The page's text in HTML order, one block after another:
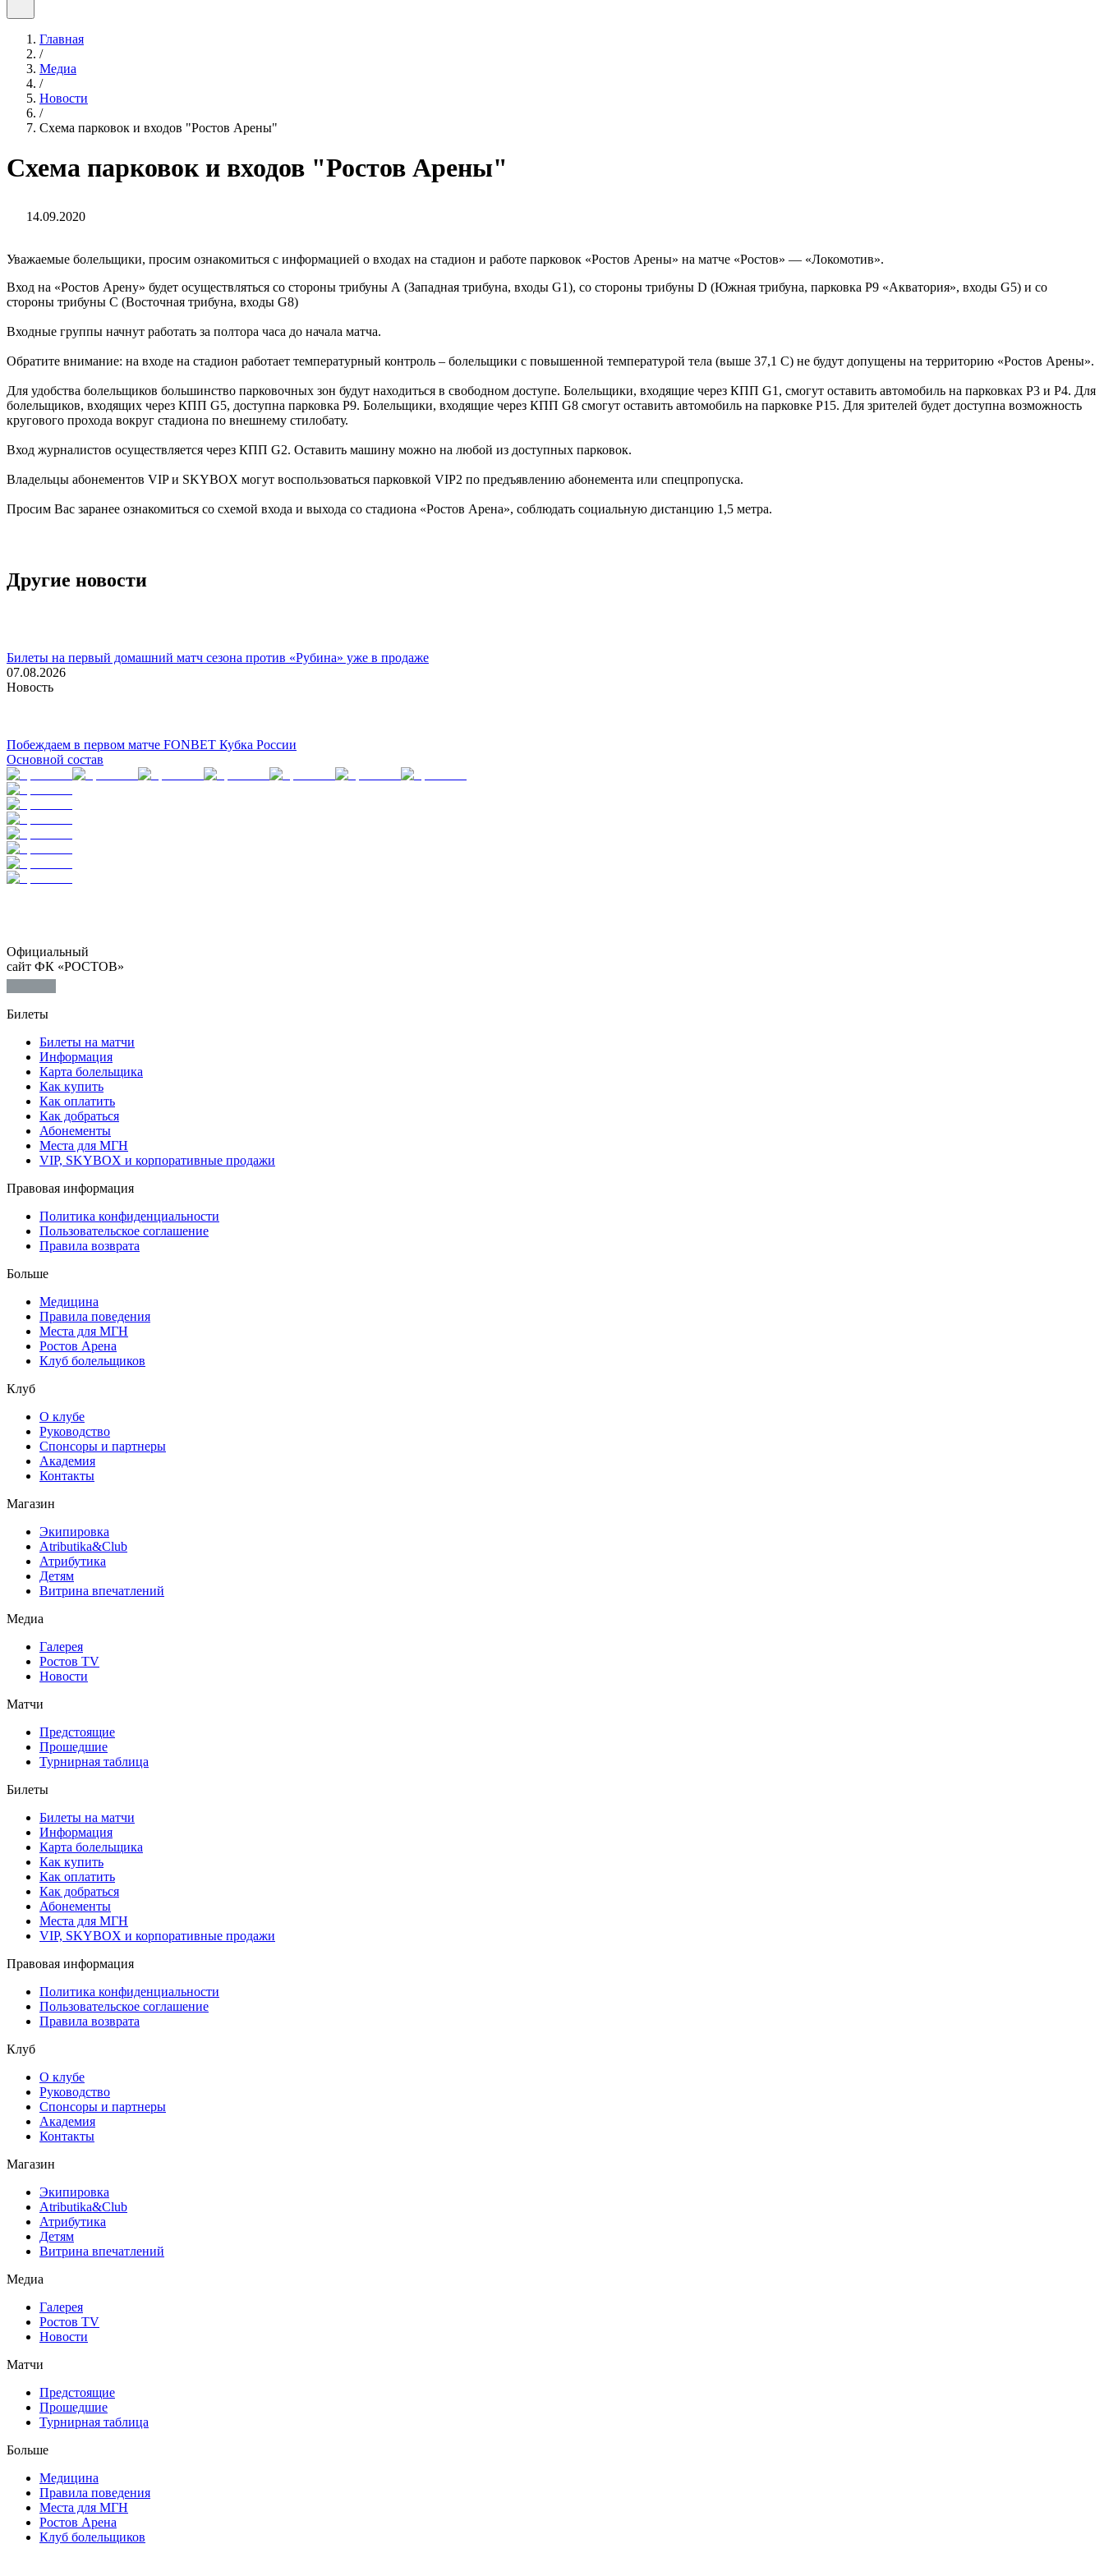
Главная
/
Медиа
/
Новости
/
Схема парковок и входов "Ростов Арены"
Схема парковок и входов "Ростов Арены"
14.09.2020
Уважаемые болельщики, просим ознакомиться с информацией о входах на стадион и работе парковок «Ростов Арены» на матче «Ростов» — «Локомотив».
Вход на «Ростов Арену» будет осуществляться со стороны трибуны А (Западная трибуна, входы G1), со стороны трибуны D (Южная трибуна, парковка Р9 «Акватория», входы G5) и со
стороны трибуны C (Восточная трибуна, входы G8)
Входные группы начнут работать за полтора часа до начала матча.
Обратите внимание: на входе на стадион работает температурный контроль – болельщики с повышенной температурой тела (выше 37,1 С) не будут допущены на территорию «Ростов Арены».
Для удобства болельщиков большинство парковочных зон будут находиться в свободном доступе. Болельщики, входящие через КПП G1, смогут оставить автомобиль на парковках Р3 и Р4. Для
болельщиков, входящих через КПП G5, доступна парковка Р9. Болельщики, входящие через КПП G8 смогут оставить автомобиль на парковке P15. Для зрителей будет доступна возможность
кругового прохода вокруг стадиона по внешнему стилобату.
Вход журналистов осуществляется через КПП G2. Оставить машину можно на любой из доступных парковок.
Владельцы абонементов VIP и SKYBOX могут воспользоваться парковкой VIP2 по предъявлению абонемента или спецпропуска.
Просим Вас заранее ознакомиться со схемой входа и выхода со стадиона «Ростов Арена», соблюдать социальную дистанцию 1,5 метра.
Другие новости
Билеты на первый домашний матч сезона против «Рубина» уже в продаже
07.08.2026
Новость
Побеждаем в первом матче FONBET Кубка России
Основной состав
Официальный
сайт ФК «РОСТОВ»
Билеты
Билеты на матчи
Информация
Карта болельщика
Как купить
Как оплатить
Как добраться
Абонементы
Места для МГН
VIP, SKYBOX и корпоративные продажи
Правовая информация
Политика конфиденциальности
Пользовательское соглашение
Правила возврата
Больше
Медицина
Правила поведения
Места для МГН
Ростов Арена
Клуб болельщиков
Клуб
О клубе
Руководство
Спонсоры и партнеры
Академия
Контакты
Магазин
Экипировка
Atributika&Club
Атрибутика
Детям
Витрина впечатлений
Медиа
Галерея
Ростов TV
Новости
Матчи
Предстоящие
Прошедшие
Турнирная таблица
Билеты
Билеты на матчи
Информация
Карта болельщика
Как купить
Как оплатить
Как добраться
Абонементы
Места для МГН
VIP, SKYBOX и корпоративные продажи
Правовая информация
Политика конфиденциальности
Пользовательское соглашение
Правила возврата
Клуб
О клубе
Руководство
Спонсоры и партнеры
Академия
Контакты
Магазин
Экипировка
Atributika&Club
Атрибутика
Детям
Витрина впечатлений
Медиа
Галерея
Ростов TV
Новости
Матчи
Предстоящие
Прошедшие
Турнирная таблица
Больше
Медицина
Правила поведения
Места для МГН
Ростов Арена
Клуб болельщиков